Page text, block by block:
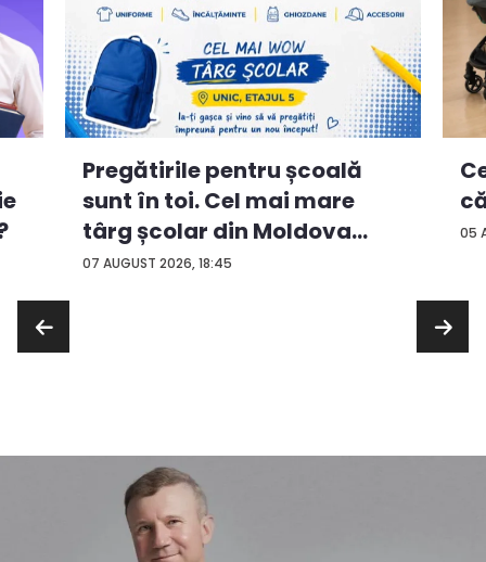
07 AUGUST 2026, 18:45
Pregătirile pentru școală
sunt în toi. Cel mai mare
târg școlar din Moldova
con...
05